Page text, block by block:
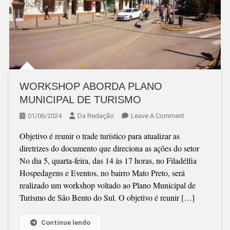
WORKSHOP ABORDA PLANO
MUNICIPAL DE TURISMO
01/06/2024 Da Redação Leave A CommentOn
PLANO
MUNICIPAL
DE
TURISMO
Objetivo é reunir o trade turístico para atualizar as
diretrizes do documento que direciona as ações do setor
No dia 5, quarta-feira, das 14 às 17 horas, no Filadélfia
Hospedagens e Eventos, no bairro Mato Preto, será
realizado um workshop voltado ao Plano Municipal de
Turismo de São Bento do Sul. O objetivo é reunir […]
Continue lendo